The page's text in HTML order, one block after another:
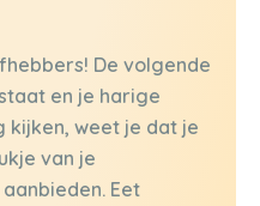
De volgende
en je harige
kijken, weet je dat je
van je
Eet